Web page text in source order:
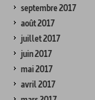
septembre 2017
août 2017
juillet 2017
juin 2017
mai 2017
avril 2017